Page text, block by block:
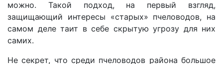
можно. Такой подход, на первый взгляд,
защищающий интересы «старых» пчеловодов, на
самом деле таит в себе скрытую угрозу для них
самих.
Не секрет, что среди пчеловодов района большое